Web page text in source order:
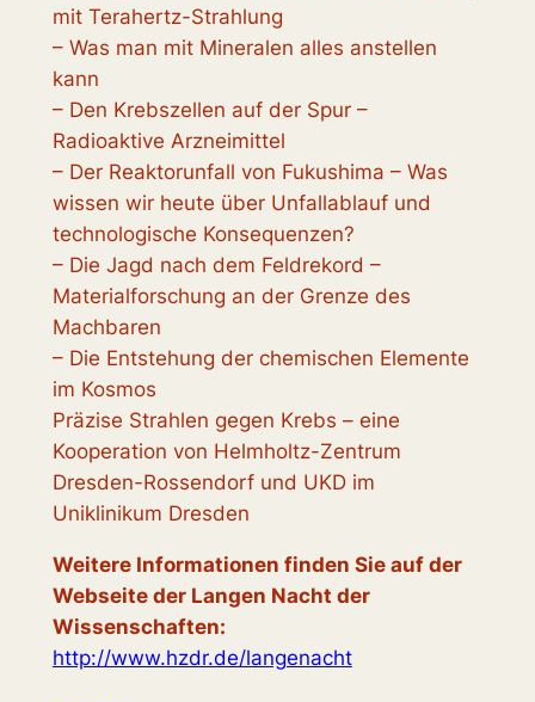
mit Terahertz-Strahlung
– Was man mit Mineralen alles anstellen
kann
– Den Krebszellen auf der Spur –
Radioaktive Arzneimittel
– Der Reaktorunfall von Fukushima – Was
wissen wir heute über Unfallablauf und
technologische Konsequenzen?
– Die Jagd nach dem Feldrekord –
Materialforschung an der Grenze des
Machbaren
– Die Entstehung der chemischen Elemente
im Kosmos
Präzise Strahlen gegen Krebs – eine
Kooperation von Helmholtz-Zentrum
Dresden-Rossendorf und UKD im
Uniklinikum Dresden
Weitere Informationen finden Sie auf der
Webseite der Langen Nacht der
Wissenschaften:
http://www.hzdr.de/langenacht